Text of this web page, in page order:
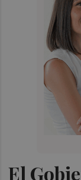
El